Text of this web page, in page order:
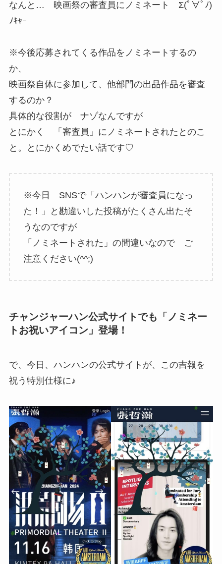
なんと… 映画祭の審査員にノミネート Σ(ﾟ∀ﾟﾉ)
ﾉｷｬｰ
※今後応募されてくる作品をノミネートするの
か、
映画祭自体に参加して、他部門の出品作品を審査
するのか？
具体的な役割が ナゾなんですが
とにかく 「審査員」にノミネートされたとのこ
と。とにかくめでたい話です♡
※今日 SNSで「ハンハンが審査員になっ
た！」と勘違いした投稿がたくさん出たそ
うなのですが
「ノミネートされた」の間違いなので ご
注意ください(^^;)
チャンジャーハン公式サイトでも「ノミネー
トお祝いアイコン」登場！
で、今日、ハンハンの公式サイトが、この吉報を
祝う特別仕様に♪